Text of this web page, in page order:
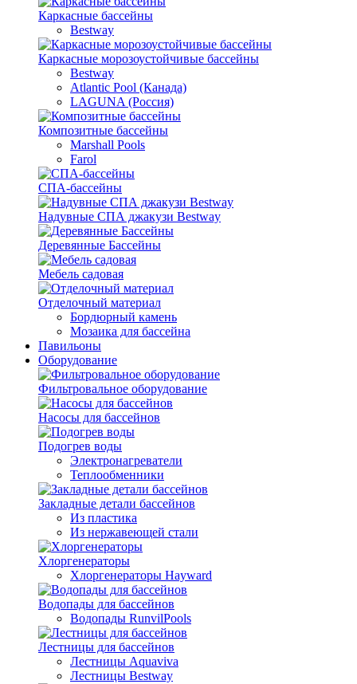
Каркасные бассейны
Bestway
Каркасные морозоустойчивые бассейны
Bestway
Atlantic Pool (Канада)
LAGUNA (Россия)
Композитные бассейны
Marshall Pools
Farol
СПА-бассейны
Надувные СПА джакузи Bestway
Деревянные Бассейны
Мебель садовая
Отделочный материал
Бордюрный камень
Мозаика для бассейна
Павильоны
Оборудование
Фильтровальное оборудование
Насосы для бассейнов
Подогрев воды
Электронагреватели
Теплообменники
Закладные детали бассейнов
Из пластика
Из нержавеющей стали
Хлоргенераторы
Хлоргенераторы Hayward
Водопады для бассейнов
Водопады RunvilPools
Лестницы для бассейнов
Лестницы Aquaviva
Лестницы Bestway